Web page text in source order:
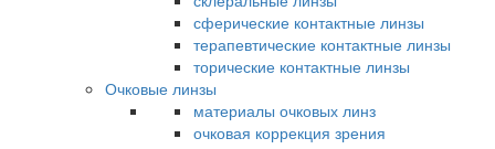
сферические контактные линзы
терапевтические контактные линзы
торические контактные линзы
Очковые линзы
материалы очковых линз
очковая коррекция зрения